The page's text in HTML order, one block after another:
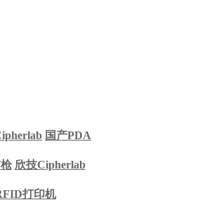
国产PDA
欣技Cipherlab
打印机